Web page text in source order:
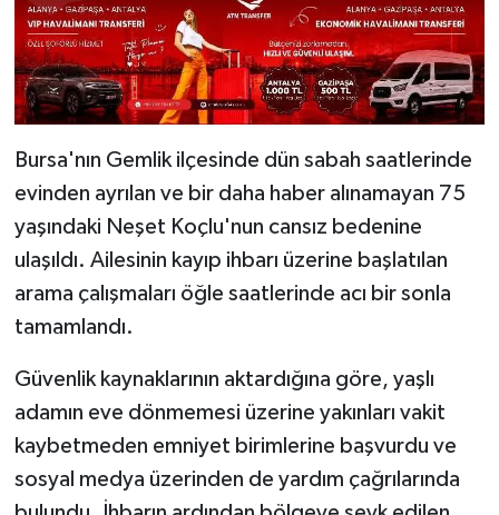
Bursa'nın Gemlik ilçesinde dün sabah saatlerinde
evinden ayrılan ve bir daha haber alınamayan 75
yaşındaki Neşet Koçlu'nun cansız bedenine
ulaşıldı. Ailesinin kayıp ihbarı üzerine başlatılan
arama çalışmaları öğle saatlerinde acı bir sonla
tamamlandı.
Güvenlik kaynaklarının aktardığına göre, yaşlı
adamın eve dönmemesi üzerine yakınları vakit
kaybetmeden emniyet birimlerine başvurdu ve
sosyal medya üzerinden de yardım çağrılarında